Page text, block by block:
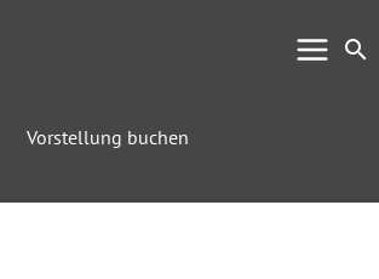
Vorstellung buchen